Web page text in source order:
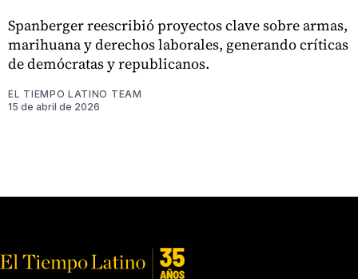
Spanberger reescribió proyectos clave sobre armas,
marihuana y derechos laborales, generando críticas
de demócratas y republicanos.
EL TIEMPO LATINO TEAM
15 de abril de 2026